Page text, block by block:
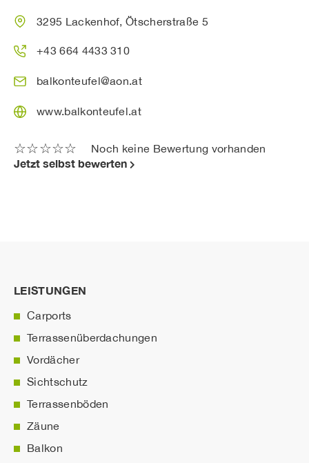
3295 Lackenhof, Ötscherstraße 5
+43 664 4433 310
balkonteufel@aon.at
www.balkonteufel.at
Noch keine Bewertung vorhanden
☆☆☆☆☆
Jetzt selbst bewerten
LEISTUNGEN
Carports
Terrassenüberdachungen
Vordächer
Sichtschutz
Terrassenböden
Zäune
Balkon